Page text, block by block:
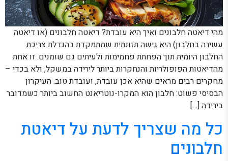
מהי דיאטה חלבונים ואיך היא עובדת? דיאטה חלבונים (או דיאטה
עשירה בחלבון) היא גישה תזונתית שמתמקדת בהגדלת צריכת
החלבון היומית תוך הפחתת פחמימות ולעיתים גם שומנים. זו אחת
מהדיאטות הפופולריות והנחקרות ביותר לירידה במשקל, ולא בכדי –
מחקרים רבים מראים שהיא אכן עובדת, ועובדת טוב. העיקרון
הבסיסי פשוט: חלבון הוא המקרו-נוטריאנט החשוב ביותר כשמדובר
בירידה […]
כל מה שצריך לדעת על דיאטת
חלבונים